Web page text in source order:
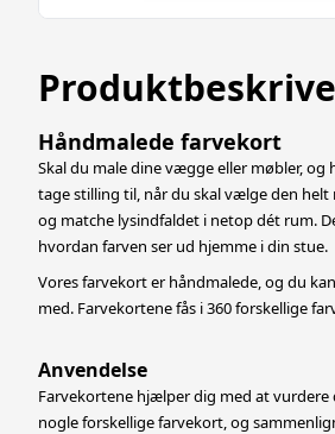
Håndmalede farvekort
Skal du male dine vægge eller møbler,
tage stilling til, når du skal vælge den
og matche lysindfaldet i netop dét rum.
hvordan farven ser ud hjemme i din stue.
Vores farvekort er håndmalede, og du
med. Farvekortene fås i 360 forskellige
Anvendelse
Farvekortene hjælper dig med at
nogle forskellige farvekort, og